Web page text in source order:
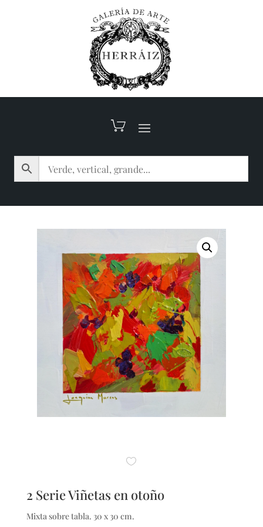
2 Serie Viñetas en otoño
Mixta sobre tabla. 30 x 30 cm.